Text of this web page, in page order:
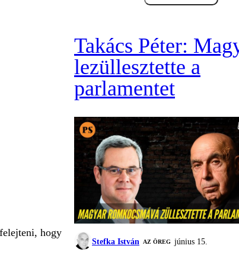
hogy
Takács Péter:
lezüllesztette a
parlamentet
Stefka István AZ ÖREG június 15.